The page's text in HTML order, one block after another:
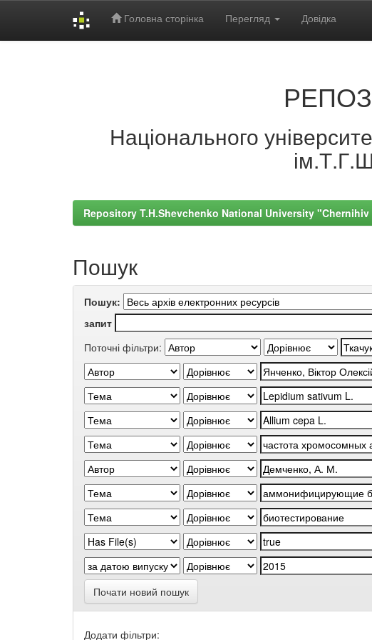
Головна сторінка Перегляд Довідка
Національного
Repository T.H.Shevchenko National University
Пошук
Пошук:
запит
Поточні фільтри:
Почати новий пошук
Додати фільтри: